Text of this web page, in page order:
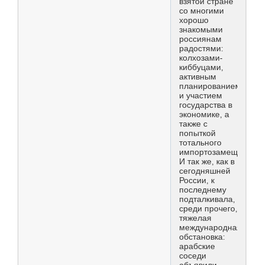
со многими
хорошо
знакомыми
россиянам
радостями:
колхозами-
киббуцами,
активным
планированием
и участием
государства в
экономике, а
также c
попыткой
тотального
импортозамещения.
И так же, как в
сегодняшней
России, к
последнему
подталкивала,
среди прочего,
тяжелая
международная
обстановка:
арабские
соседи